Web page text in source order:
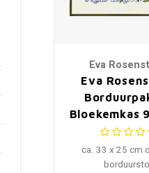
Eva
Eva
Bloekemkas
ca. 33 x 25 cm